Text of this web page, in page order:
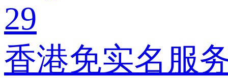
29
香港免实名服